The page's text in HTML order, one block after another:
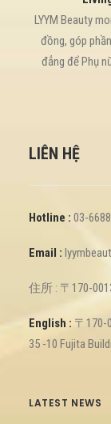
LYYM Beauty
đồng, góp
đẳng để Phụ
LIÊN HỆ
Hotline : 03-
Email :
住所 : 〒170-
English : 〒170-
35 -10 Fujita
LATEST NEWS